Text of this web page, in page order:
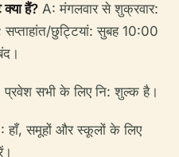
हैं? A: मंगलवार से शुक्रवार:
छुट्टियां: सुबह 10:00
प्रवेश सभी के लिए नि: शुल्क है।
हाँ, समूहों और स्कूलों के लिए